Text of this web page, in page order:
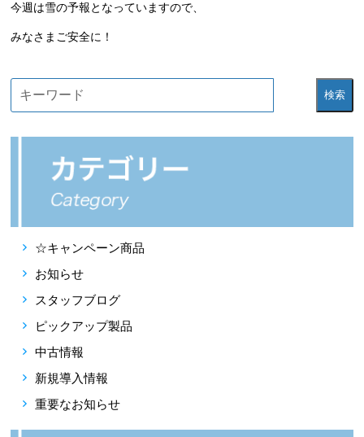
今週は雪の予報となっていますので、
みなさまご安全に！
検索
☆キャンペーン商品
お知らせ
スタッフブログ
ピックアップ製品
中古情報
新規導入情報
重要なお知らせ